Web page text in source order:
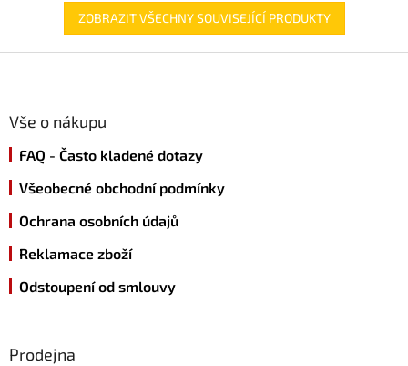
ZOBRAZIT VŠECHNY SOUVISEJÍCÍ PRODUKTY
Vše o nákupu
FAQ - Často kladené dotazy
Všeobecné obchodní podmínky
Ochrana osobních údajů
Reklamace zboží
Odstoupení od smlouvy
Prodejna